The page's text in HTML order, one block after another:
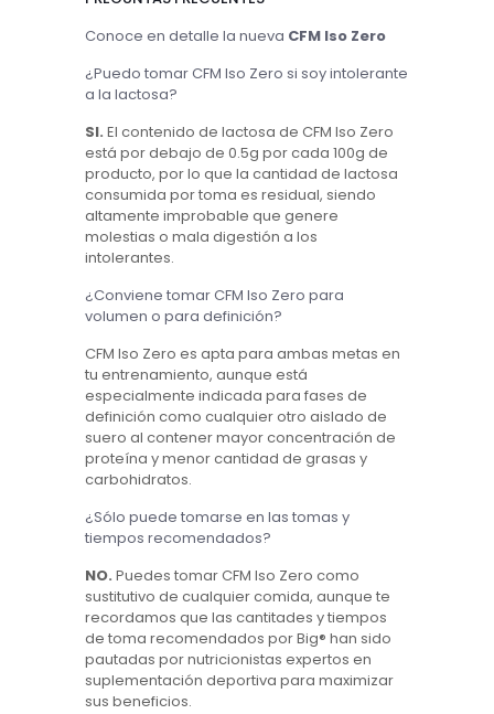
Conoce en detalle la nueva CFM Iso Zero
¿Puedo tomar CFM Iso Zero si soy intolerante
a la lactosa?
SI. El contenido de lactosa de CFM Iso Zero
está por debajo de 0.5g por cada 100g de
producto, por lo que la cantidad de lactosa
consumida por toma es residual, siendo
altamente improbable que genere
molestias o mala digestión a los
intolerantes.
¿Conviene tomar CFM Iso Zero para
volumen o para definición?
CFM Iso Zero es apta para ambas metas en
tu entrenamiento, aunque está
especialmente indicada para fases de
definición como cualquier otro aislado de
suero al contener mayor concentración de
proteína y menor cantidad de grasas y
carbohidratos.
¿Sólo puede tomarse en las tomas y
tiempos recomendados?
NO. Puedes tomar CFM Iso Zero como
sustitutivo de cualquier comida, aunque te
recordamos que las cantitades y tiempos
de toma recomendados por Big® han sido
pautadas por nutricionistas expertos en
suplementación deportiva para maximizar
sus beneficios.